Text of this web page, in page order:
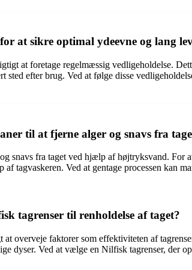
at sikre optimal ydeevne og lang
at foretage regelmæssig vedligeholdelse.
efter brug. Ved at følge disse
til at fjerne alger og snavs fra
snavs fra taget ved hjælp af højtryksvand. For
tagvaskeren. Ved at gentage processen kan
tagrenser til renholdelse af taget?
overveje faktorer som effektiviteten af
dyser. Ved at vælge en Nilfisk tagrenser, der